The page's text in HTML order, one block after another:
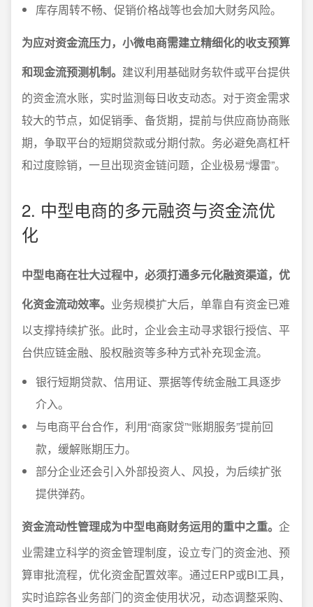
库存周转不畅、促销价格战等也会加大财务风险。
为应对资金流压力，小微电商需建立精细化的收支预算
和现金流预测机制。 建议利用基础财务软件或平台提供
的资金流水账，实时监测每日收支动态。对于资金需求
较大的节点，如促销季、备货期，提前与供应商协商账
期，争取平台的短期贷款或分期付款。务必避免高杠杆
和过度赊销，一旦出现资金链问题，企业极易“爆雷”。
2. 中型电商的多元融资与资金流优
化
中型电商在壮大过程中，必须打通多元化融资渠道，优
化资金流动效率。 业务规模扩大后，单靠自有资金已难
以支撑持续扩张。此时，企业会主动寻求银行授信、平
台供应链金融、股权融资等多种方式补充现金流。
银行短期贷款、信用证、票据等传统金融工具逐步
介入。
与电商平台合作，利用“商家贷”“账期服务”提前回
款，缓解账期压力。
部分企业还会引入外部投资人、风投，为后续扩张
提供弹药。
资金流动性管理成为中型电商财务运用的重中之重。 企
业需建立科学的资金管理制度，设立专门的资金池、预
算审批流程，优化资金配置效率。通过ERP或BI工具，
实时追踪各业务部门的资金使用状况，动态调整采购、